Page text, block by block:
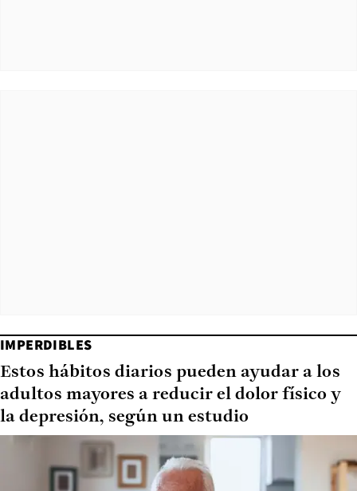
IMPERDIBLES
Estos hábitos diarios pueden ayudar a los
adultos mayores a reducir el dolor físico y
la depresión, según un estudio